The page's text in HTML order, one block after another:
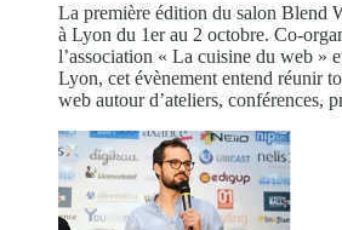
La première édition du salon Blend
à Lyon du 1er au 2 octobre. Co-
l’association « La cuisine du web »
Lyon, cet évènement entend réunir
web autour d’ateliers, conférences,